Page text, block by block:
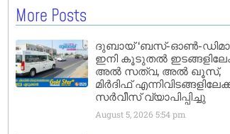
More Posts
ദുബായ് ‘ബസ്-ഓൺ-
ഇനി കൂടുതൽ
അൽ സത്വ, അൽ ഖൂസ്,
മിർദിഫ്
സർവീസ് വ്യാപിപ്പിച്ചു
August 5, 2026 5:54 pm